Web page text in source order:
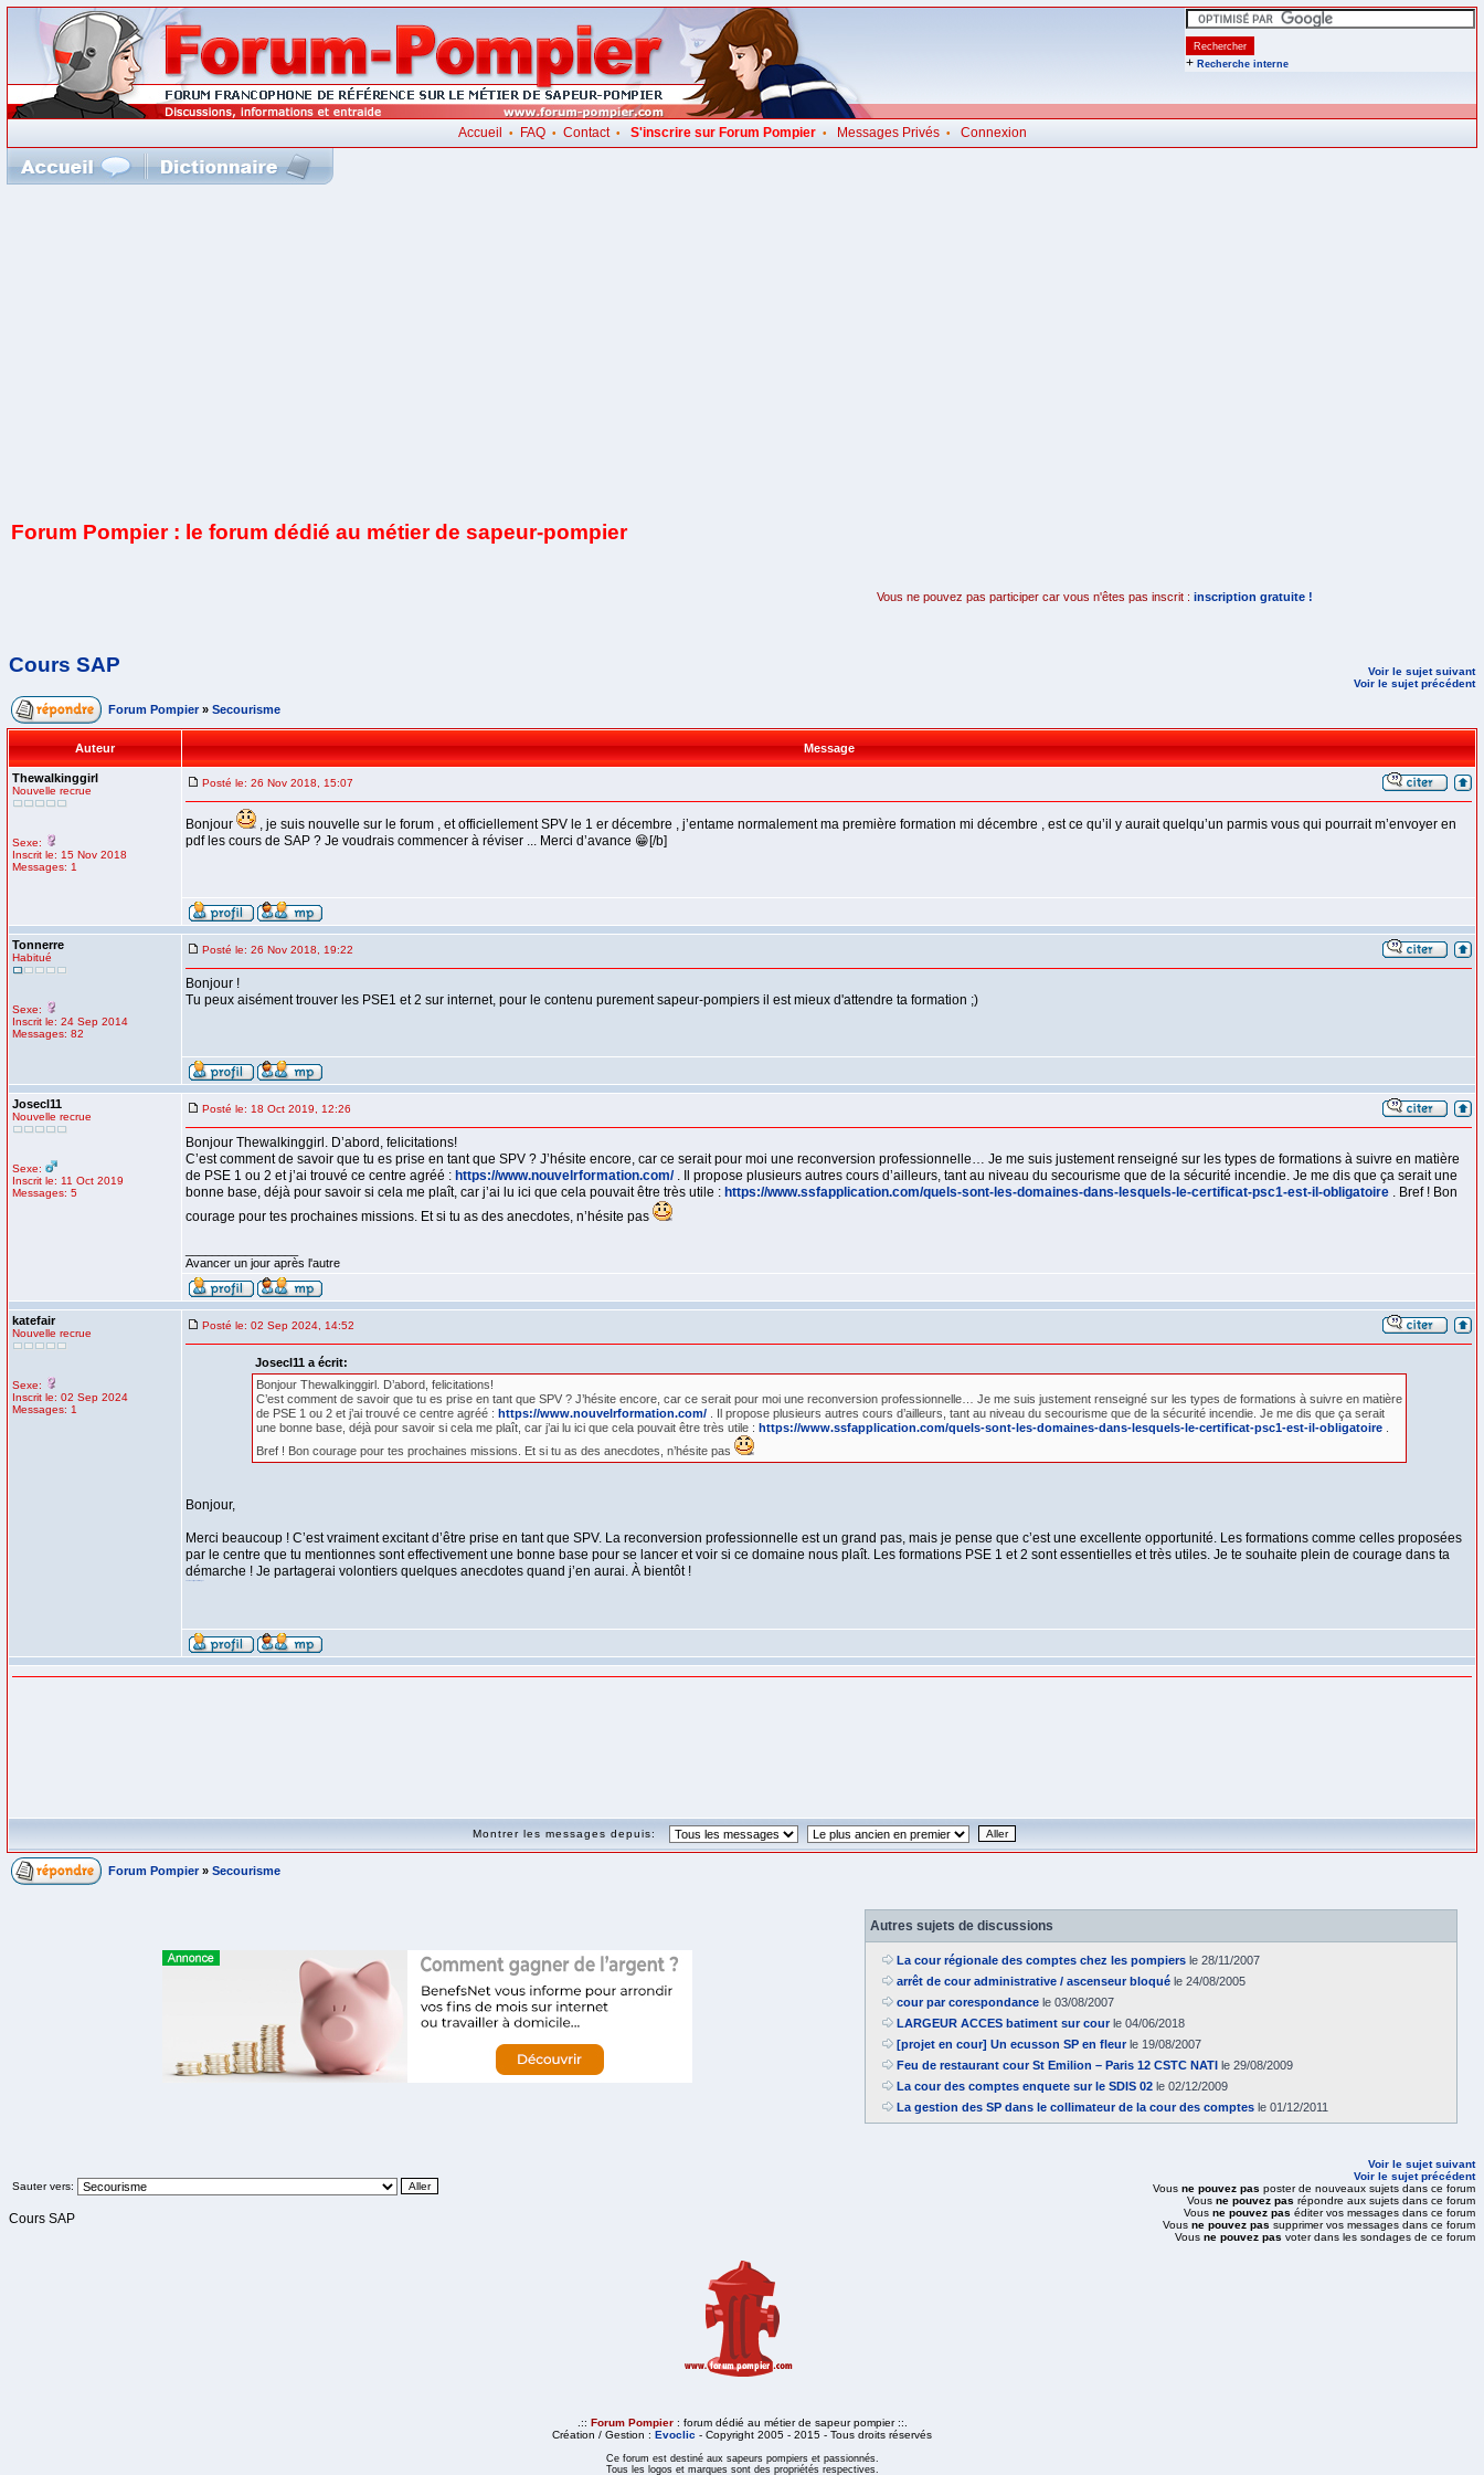
+ Recherche interne
Accueil • FAQ• Contact• S'inscrire sur Forum Pompier• Messages Privés• Connexion
Forum Pompier : le forum dédié au métier de sapeur-pompier
Vous ne pouvez pas participer car vous n'êtes pas inscrit : inscription gratuite !
Cours SAP
Voir le sujet suivant
Voir le sujet précédent
Forum Pompier » Secourisme
Auteur Message
Thewalkinggirl
Nouvelle recrue
Sexe:
Inscrit le: 15 Nov 2018
Messages: 1
Posté le: 26 Nov 2018, 15:07
Bonjour
, je suis nouvelle sur le forum , et officiellement SPV le 1 er décembre , j’entame normalement ma première formation mi décembre , est ce qu’il y aurait quelqu’un parmis vous qui pourrait m’envoyer en
pdf les cours de SAP ? Je voudrais commencer à réviser ... Merci d’avance 😁[/b]
Tonnerre
Habitué
Sexe:
Inscrit le: 24 Sep 2014
Messages: 82
Posté le: 26 Nov 2018, 19:22
Bonjour !
Tu peux aisément trouver les PSE1 et 2 sur internet, pour le contenu purement sapeur-pompiers il est mieux d'attendre ta formation ;)
Josecl11
Nouvelle recrue
Sexe:
Inscrit le: 11 Oct 2019
Messages: 5
Posté le: 18 Oct 2019, 12:26
Bonjour Thewalkinggirl. D’abord, felicitations!
C’est comment de savoir que tu es prise en tant que SPV ? J’hésite encore, car ce serait pour moi une reconversion professionnelle… Je me suis justement renseigné sur les types de formations à suivre en matière
de PSE 1 ou 2 et j’ai trouvé ce centre agréé : https://www.nouvelrformation.com/. Il propose plusieurs autres cours d’ailleurs, tant au niveau du secourisme que de la sécurité incendie. Je me dis que ça serait une
bonne base, déjà pour savoir si cela me plaît, car j’ai lu ici que cela pouvait être très utile : https://www.ssfapplication.com/quels-sont-les-domaines-dans-lesquels-le-certificat-psc1-est-il-obligatoire . Bref ! Bon
courage pour tes prochaines missions. Et si tu as des anecdotes, n’hésite pas
Avancer un jour après l'autre
katefair
Nouvelle recrue
Sexe:
Inscrit le: 02 Sep 2024
Messages: 1
Posté le: 02 Sep 2024, 14:52
Josecl11 a écrit:
Bonjour Thewalkinggirl. D’abord, felicitations!
C’est comment de savoir que tu es prise en tant que SPV ? J’hésite encore, car ce serait pour moi une reconversion professionnelle… Je me suis justement renseigné sur les types de formations à suivre en matière
de PSE 1 ou 2 et j’ai trouvé ce centre agréé : https://www.nouvelrformation.com/. Il propose plusieurs autres cours d’ailleurs, tant au niveau du secourisme que de la sécurité incendie. Je me dis que ça serait
une bonne base, déjà pour savoir si cela me plaît, car j’ai lu ici que cela pouvait être très utile : https://www.ssfapplication.com/quels-sont-les-domaines-dans-lesquels-le-certificat-psc1-est-il-obligatoire.
Bref ! Bon courage pour tes prochaines missions. Et si tu as des anecdotes, n’hésite pas
Bonjour,
Merci beaucoup ! C’est vraiment excitant d’être prise en tant que SPV. La reconversion professionnelle est un grand pas, mais je pense que c’est une excellente opportunité. Les formations comme celles proposées
par le centre que tu mentionnes sont effectivement une bonne base pour se lancer et voir si ce domaine nous plaît. Les formations PSE 1 et 2 sont essentielles et très utiles. Je te souhaite plein de courage dans ta
démarche ! Je partagerai volontiers quelques anecdotes quand j’en aurai. À bientôt !
Montrer les messages depuis:
Forum Pompier » Secourisme
Autres sujets de discussions
La cour régionale des comptes chez les pompiers le 28/11/2007
arrêt de cour administrative / ascenseur bloqué le 24/08/2005
cour par corespondance le 03/08/2007
LARGEUR ACCES batiment sur courle 04/06/2018
[projet en cour] Un ecusson SP en fleurle 19/08/2007
Feu de restaurant cour St Emilion – Paris 12 CSTC NATI le 29/08/2009
La cour des comptes enquete sur le SDIS 02 le 02/12/2009
La gestion des SP dans le collimateur de la cour des comptes le 01/12/2011
Sauter vers:
Cours SAP
Voir le sujet suivant
Voir le sujet précédent
Vous ne pouvez pas poster de nouveaux sujets dans ce forum
Vous ne pouvez pas répondre aux sujets dans ce forum
Vous ne pouvez pas éditer vos messages dans ce forum
Vous ne pouvez pas supprimer vos messages dans ce forum
Vous ne pouvez pas voter dans les sondages de ce forum
.:: Forum Pompier: forum dédié au métier de sapeur pompier ::.
Création / Gestion : Evoclic - Copyright 2005 - 2015 - Tous droits réservés
Ce forum est destiné aux sapeurs pompiers et passionnés.
Tous les logos et marques sont des propriétés respectives.